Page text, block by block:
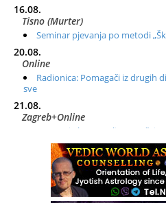
16.08.
Tisno (Murter)
Seminar pjevanja po metodi
20.08.
Online
Radionica: Pomagači iz drugih
sve
21.08.
Zagreb+Online
Osnovni ThetaHealing® tečaj,
Zagreb
Osnovna radionica za
Healing course)